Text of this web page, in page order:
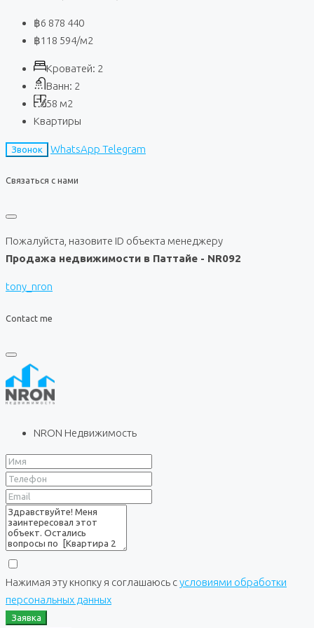
฿6 878 440
฿118 594/м2
Кроватей: 2
Ванн: 2
58 м2
Квартиры
Звонок WhatsApp Telegram
Связаться с нами
Пожалуйста, назовите ID объекта менеджеру
Продажа недвижимости в Паттайе - NR092
tony_nron
Contact me
NRON Недвижимость
Нажимая эту кнопку я соглашаюсь сусловиями обработки
персональных данных
Заявка